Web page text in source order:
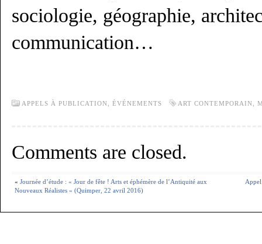
sociologie, géographie,
communication…
APPELS À PUBLICATION, ÉVÉNEMENTS ART CONTEMPORAIN
Comments are closed.
« Journée d’étude : « Jour de fête ! Arts et éphémère de l’Antiquité aux
Nouveaux Réalistes » (Quimper, 22 avril 2016)